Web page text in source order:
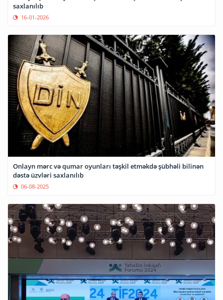
saxlanılıb
16-01-2026
Onlayn mərc və qumar oyunları təşkil etməkdə şübhəli bilinən
dəstə üzvləri saxlanılıb
06-08-2025